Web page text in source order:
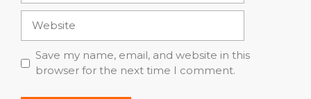
Save my name, email, and website in this
browser for the next time I comment.